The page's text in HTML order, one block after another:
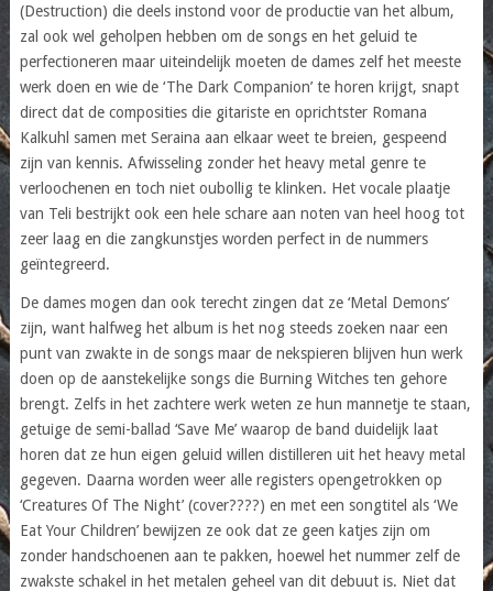
(Destruction) die deels instond voor de productie van het album,
zal ook wel geholpen hebben om de songs en het geluid te
perfectioneren maar uiteindelijk moeten de dames zelf het meeste
werk doen en wie de ‘The Dark Companion’ te horen krijgt, snapt
direct dat de composities die gitariste en oprichtster Romana
Kalkuhl samen met Seraina aan elkaar weet te breien, gespeend
zijn van kennis. Afwisseling zonder het heavy metal genre te
verloochenen en toch niet oubollig te klinken. Het vocale plaatje
van Teli bestrijkt ook een hele schare aan noten van heel hoog tot
zeer laag en die zangkunstjes worden perfect in de nummers
geïntegreerd.
De dames mogen dan ook terecht zingen dat ze ‘Metal Demons’
zijn, want halfweg het album is het nog steeds zoeken naar een
punt van zwakte in de songs maar de nekspieren blijven hun werk
doen op de aanstekelijke songs die Burning Witches ten gehore
brengt. Zelfs in het zachtere werk weten ze hun mannetje te staan,
getuige de semi-ballad ‘Save Me’ waarop de band duidelijk laat
horen dat ze hun eigen geluid willen distilleren uit het heavy metal
gegeven. Daarna worden weer alle registers opengetrokken op
‘Creatures Of The Night’ (cover????) en met een songtitel als ‘We
Eat Your Children’ bewijzen ze ook dat ze geen katjes zijn om
zonder handschoenen aan te pakken, hoewel het nummer zelf de
zwakste schakel in het metalen geheel van dit debuut is. Niet dat